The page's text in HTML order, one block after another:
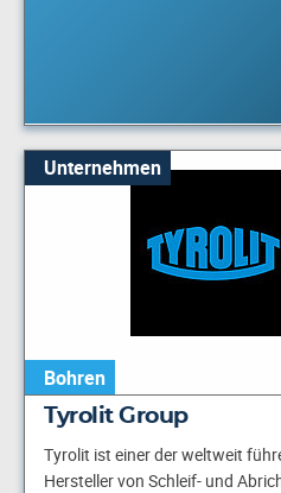
Unternehmen
Bohren
Tyrolit Group
Tyrolit ist einer der weltweit
Hersteller von Schleif- und